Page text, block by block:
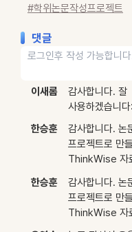
#학위논문작성프로젝트
댓글
이새롬
감사합니다. 잘
사용하겠습니
한승훈
감사합니다. 논
프로젝트로 만
ThinkWise 자
될 것 같습니다.
한승훈
감사합니다. 논
프로젝트로 만
ThinkWise 자